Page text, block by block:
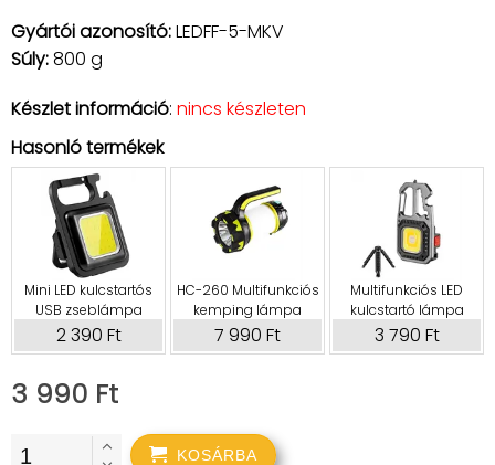
Gyártói azonosító:LEDFF-5-MKV
Súly:800 g
Készlet információ: nincs készleten
Hasonló termékek
Mini LED kulcstartós
USB zseblámpa
2 390 Ft
HC-260 Multifunkciós
kemping lámpa
7 990 Ft
Multifunkciós LED
kulcstartó lámpa
3 790 Ft
3 990 Ft
KOSÁRBA